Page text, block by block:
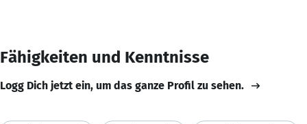
Fähigkeiten und Kenntnisse
Logg Dich jetzt ein, um das ganze Profil zu sehen.